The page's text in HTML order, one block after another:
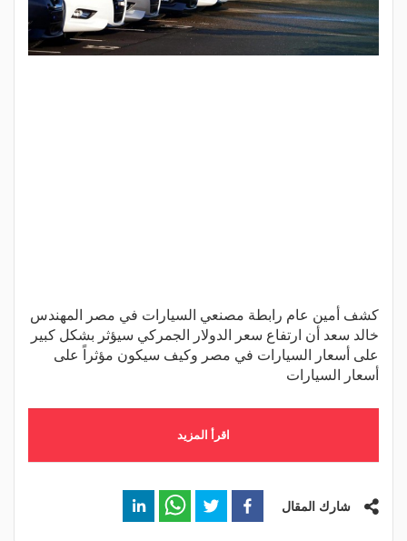
كشف أمين عام رابطة مصنعي السيارات في مصر المهندس
خالد سعد أن ارتفاع سعر الدولار الجمركي سيؤثر بشكل كبير
على أسعار السيارات في مصر وكيف سيكون مؤثراً على
أسعار السيارات
اقرأ المزيد
شارك المقال